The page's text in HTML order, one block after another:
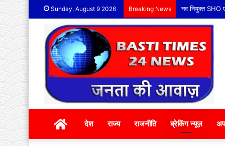
Sunday, August 9 2026 Breaking News नव नियुक्त SHO
होम देश राज्य राजनीति ब्रेकिंग न्यूज़